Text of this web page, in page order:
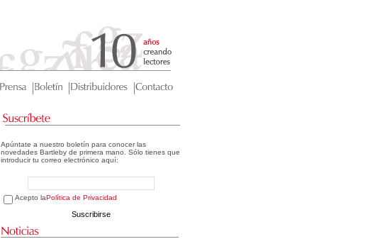
Apúntate a nuestro boletín para conocer las
novedades Bartleby de primera mano. Sólo tienes que
introducir tu correo electrónico aquí:
Acepto laPolítica de Privacidad
Suscribirse